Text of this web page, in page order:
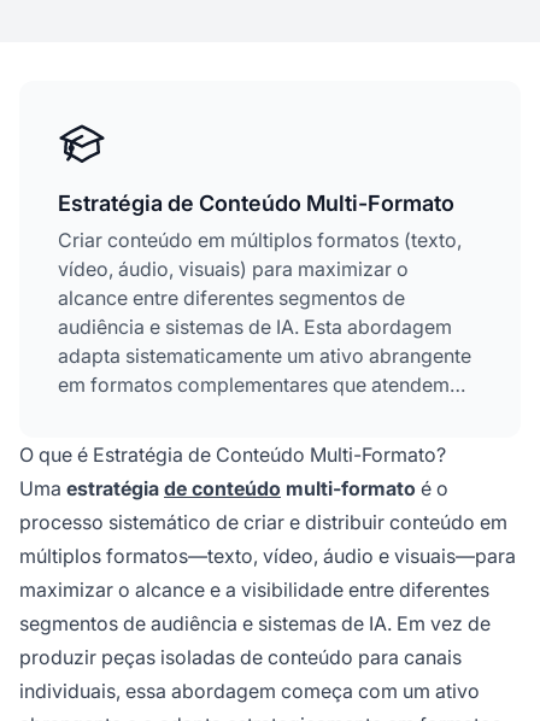
Estratégia de Conteúdo Multi-Formato
Criar conteúdo em múltiplos formatos (texto,
vídeo, áudio, visuais) para maximizar o
alcance entre diferentes segmentos de
audiência e sistemas de IA. Esta abordagem
adapta sistematicamente um ativo abrangente
em formatos complementares que atendem
mecanismos de descoberta, aumentando
drasticamente a probabilidade de citações por
IA e a visibilidade da marca em Google AI
Overviews, ChatGPT, Perplexity e outras
plataformas de busca generativa.
O que é Estratégia de Conteúdo Multi-Formato?
Uma estratégia de conteúdo multi-formato é o
processo sistemático de criar e distribuir conteúdo em
múltiplos formatos—texto, vídeo, áudio e visuais—para
maximizar o alcance e a visibilidade entre diferentes
segmentos de audiência e sistemas de IA. Em vez de
produzir peças isoladas de conteúdo para canais
individuais, essa abordagem começa com um ativo